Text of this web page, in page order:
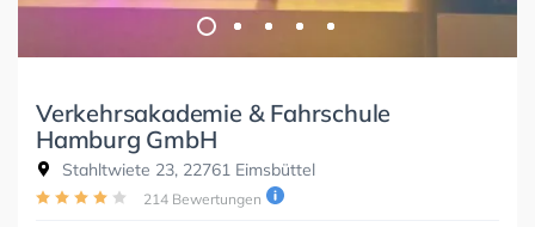
Verkehrsakademie & Fahrschule
Hamburg GmbH
Stahltwiete 23, 22761 Eimsbüttel
214 Bewertungen